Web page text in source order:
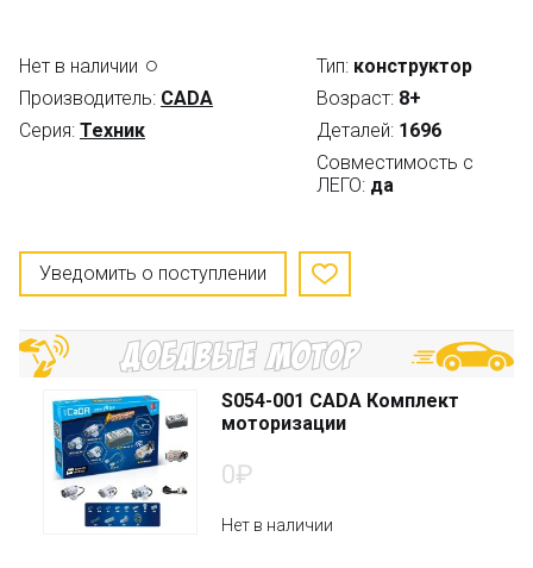
Нет в наличии
Производитель: CADA
Серия: Техник
Тип: конструктор
Возраст: 8+
Деталей: 1696
Совместимость с
ЛЕГО: да
Уведомить о поступлении
S054-001 CADA Комплект
моторизации
0₽
Нет в наличии